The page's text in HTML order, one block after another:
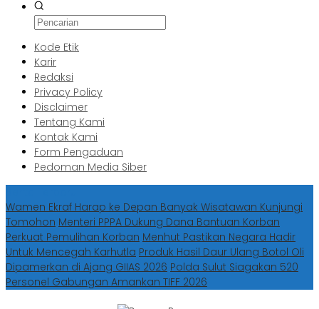
Kode Etik
Karir
Redaksi
Privacy Policy
Disclaimer
Tentang Kami
Kontak Kami
Form Pengaduan
Pedoman Media Siber
Wamen Ekraf Harap ke Depan Banyak Wisatawan Kunjungi
Tomohon Menteri PPPA Dukung Dana Bantuan Korban
Perkuat Pemulihan Korban Menhut Pastikan Negara Hadir
Untuk Mencegah Karhutla Produk Hasil Daur Ulang Botol Oli
Dipamerkan di Ajang GIIAS 2026 Polda Sulut Siagakan 520
Personel Gabungan Amankan TIFF 2026